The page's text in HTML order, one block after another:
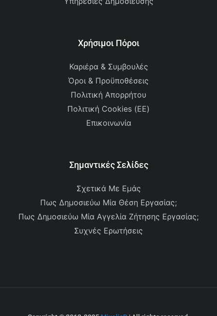
Χρήσιμοι Πόροι
Καριέρα & Συμβουλές
Όροι & Προϋποθέσεις
Πολιτική Απορρήτου
Πολιτική Cookies (ΕΕ)
Επικοινωνία
Σημαντικές Σελίδες
Σχετικά Με Εμάς
Πως Δημοσιεύω Μία Θέση Εργασίας;
Πως Δημοσιεύω Μία Αγγελία Ζήτησης Εργασίας;
Συχνές Ερωτήσεις